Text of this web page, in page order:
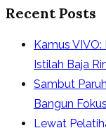
Recent Posts
Kamus
Istilah Baja
Sambut
Bangun
Lewat